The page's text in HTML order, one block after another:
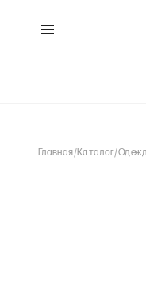
Главная/Каталог/